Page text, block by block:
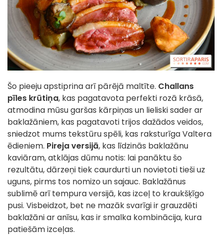
Šo pieeju apstiprina arī pārējā maltīte. Challans
pīles krūtiņa, kas pagatavota perfekti rozā krāsā,
atmodina mūsu garšas kārpiņas un lieliski sader ar
baklažāniem, kas pagatavoti trijos dažādos veidos,
sniedzot mums tekstūru spēli, kas raksturīga Valtera
ēdieniem. Pireja versijā, kas līdzinās baklažānu
kaviāram, atklājas dūmu notis: lai panāktu šo
rezultātu, dārzeņi tiek caurdurti un novietoti tieši uz
uguns, pirms tos nomizo un sajauc. Baklažānus
sublimē arī tempura versijā, kas izceļ to kraukšķīgo
pusi. Visbeidzot, bet ne mazāk svarīgi ir grauzdēti
baklažāni ar anīsu, kas ir smalka kombinācija, kura
patiešām izceļas.